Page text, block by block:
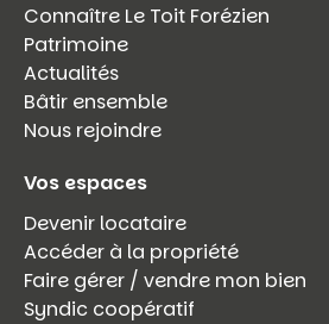
Connaître Le Toit Forézien
Patrimoine
Actualités
Bâtir ensemble
Nous rejoindre
Vos espaces
Devenir locataire
Accéder à la propriété
Faire gérer / vendre mon bien
Syndic coopératif